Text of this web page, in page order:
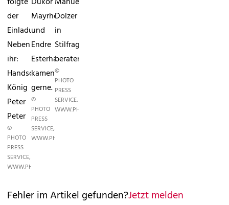
der
Einladung.
Neben
ihr:
Handschuh-
König
Peter
Peter
©
PHOTO
PRESS
SERVICE,
WWW.PHOTOPRESS.AT
Mayrhofer
und
Endre
Esterhazy
kamen
gerne.
©
PHOTO
PRESS
SERVICE,
WWW.PHOTOPRESS.AT
Dolzer
in
Stilfragen
beraten.
©
PHOTO
PRESS
SERVICE,
WWW.PHOTOPRESS.AT
Fehler im Artikel gefunden?Jetzt melden